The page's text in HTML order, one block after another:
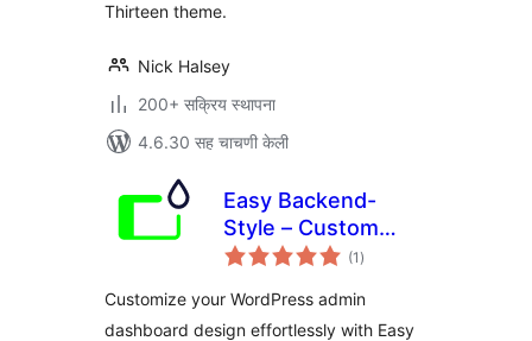
Thirteen theme.
Nick Halsey
200+ सक्रिय स्थापना
4.6.30 सह चाचणी केली
Easy Backend-
Style – Custom
WordPress admin
design
(1 एकूण
मूल्यांकन
)
Customize your WordPress admin
dashboard design effortlessly with Easy